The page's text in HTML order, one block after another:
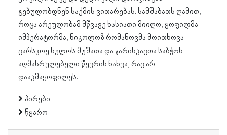
გებულობდნენ საქმის ვითარებას. სამშაბათს ღამით,
როცა არეულობამ მწვავე ხასიათი მიიღო, ყოფილმა
იმპერატორმა, ნიკოლოზ რომანოვმა მოითხოვა
ცარსკოე სელოს მუშათა და ჯარისკაცთა საბჭოს
აღმასრულებელი წევრის ნახვა, რაც არ
დააკმაყოფილეს.
პირები
წყარო